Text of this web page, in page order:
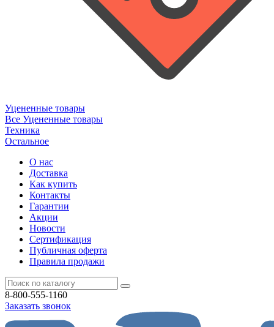
Уцененные товары
Все Уцененные товары
Техника
Остальное
О нас
Доставка
Как купить
Контакты
Гарантии
Акции
Новости
Cертификация
Публичная оферта
Правила продажи
8-800-555-1160
Заказать звонок